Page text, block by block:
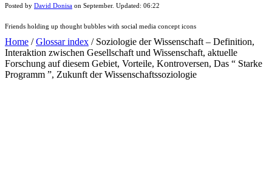
Posted by David Donisa on September. Updated: 06:22
Friends holding up thought bubbles with social media concept icons
Home /Glossar index / Soziologie der Wissenschaft – Definition,
Interaktion zwischen Gesellschaft und Wissenschaft, aktuelle
Forschung auf diesem Gebiet, Vorteile, Kontroversen, Das “ Starke
Programm ”, Zukunft der Wissenschaftssoziologie